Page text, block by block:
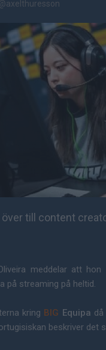
över till content
meddelar att
på streaming på heltid.
kring BIG Equipa
beskriver det